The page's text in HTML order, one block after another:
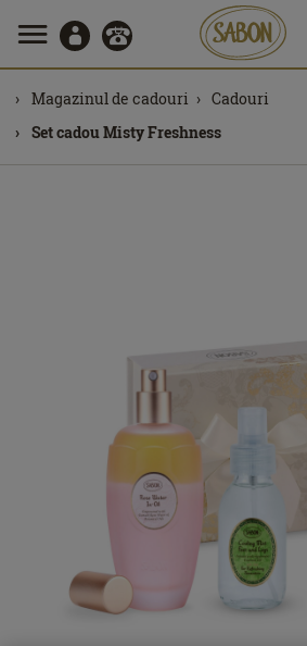
Magazinul de cadouri
Cadouri
Set cadou Misty Freshness